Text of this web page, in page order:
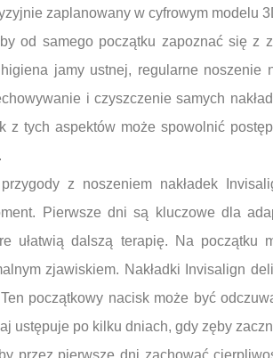
zaplanowany w cyfrowym modelu
od samego początku zapoznać się z
jamy ustnej, regularne noszenie
i czyszczenie samych
z tych aspektów może spowolnić
przygody z noszeniem nakładek
Pierwsze dni są kluczowe dla
ułatwią dalszą terapię. Na
zjawiskiem. Nakładki Invisalign
początkowy nacisk może być
ustępuje po kilku dniach, gdy zęby